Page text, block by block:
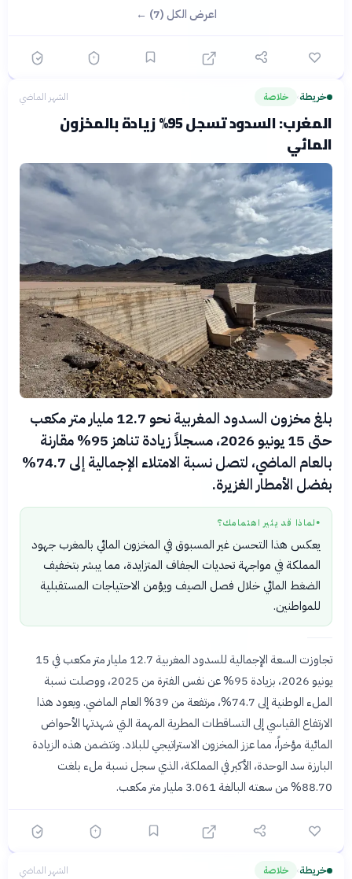
اعرض الكل (7) ←
خريطة› خلاصة الشهر الماضي
المغرب: السدود تسجل 95% زيادة بالمخزون
المائي
بلغ مخزون السدود المغربية نحو 12.7 مليار متر مكعب
حتى 15 يونيو 2026، مسجلاً زيادة تناهز 95% مقارنة
بالعام الماضي، لتصل نسبة الامتلاء الإجمالية إلى 74.7%
بفضل الأمطار الغزيرة.
● لماذا قد يثير اهتمامك؟
يعكس هذا التحسن غير المسبوق في المخزون المائي بالمغرب جهود
المملكة في مواجهة تحديات الجفاف المتزايدة، مما يبشر بتخفيف
الضغط المائي خلال فصل الصيف ويؤمن الاحتياجات المستقبلية
للمواطنين.
تجاوزت السعة الإجمالية للسدود المغربية 12.7 مليار متر مكعب في 15
يونيو 2026، بزيادة 95% عن نفس الفترة من 2025، ووصلت نسبة
الملء الوطنية إلى 74.7%، مرتفعة من 39% العام الماضي. ويعود هذا
الارتفاع القياسي إلى التساقطات المطرية المهمة التي شهدتها الأحواض
المائية مؤخراً، مما عزز المخزون الاستراتيجي للبلاد. وتتضمن هذه الزيادة
البارزة سد الوحدة، الأكبر في المملكة، الذي سجل نسبة ملء بلغت
88.70% من سعته البالغة 3.061 مليار متر مكعب.
خريطة› خلاصة الشهر الماضي